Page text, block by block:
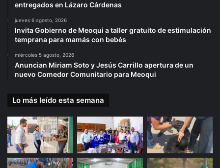
entregados en Lázaro Cárdenas
jueves 6 agosto, 2026
Invita Gobierno de Meoqui a taller gratuito de estimulación
temprana para mamás con bebés
miércoles 5 agosto, 2026
Anuncian Miriam Soto y Jesús Carrillo apertura de un
nuevo Comedor Comunitario para Meoqui
Lo más leído esta semana